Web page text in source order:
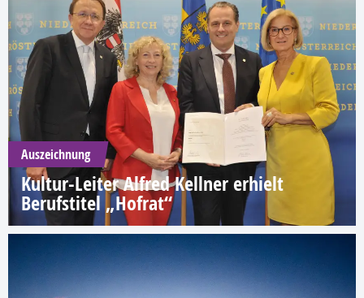
Auszeichnung
Kultur-Leiter Alfred Kellner erhielt
Berufstitel „Hofrat“